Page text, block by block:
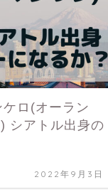
ケロ(オーラン
シアトル出身の
2022年9月3日